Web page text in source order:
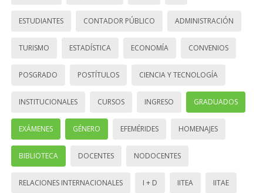
ESTUDIANTES CONTADOR PÚBLICO ADMINISTRACIÓN
TURISMO ESTADÍSTICA ECONOMÍA CONVENIOS
POSGRADO POSTÍTULOS CIENCIA Y TECNOLOGÍA
INSTITUCIONALES CURSOS INGRESO GRADUADOS
EXÁMENES GÉNERO EFEMÉRIDES HOMENAJES
BIBLIOTECA DOCENTES NODOCENTES
RELACIONES INTERNACIONALES I + D IITEA IITAE